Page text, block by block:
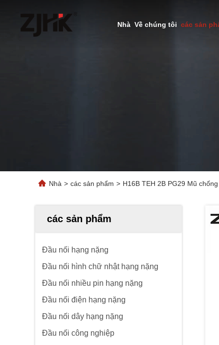
Nhà Về chúng tôi các sản
Nhà > các sản phẩm > H16B TEH 2B PG29 Mũ
các sản phẩm
Đầu nối hạng nặng
Đầu nối hình chữ nhật hạng nặng
Đầu nối nhiều pin hạng nặng
Đầu nối điện hạng nặng
Đầu nối dây hạng nặng
Đầu nối công nghiệp